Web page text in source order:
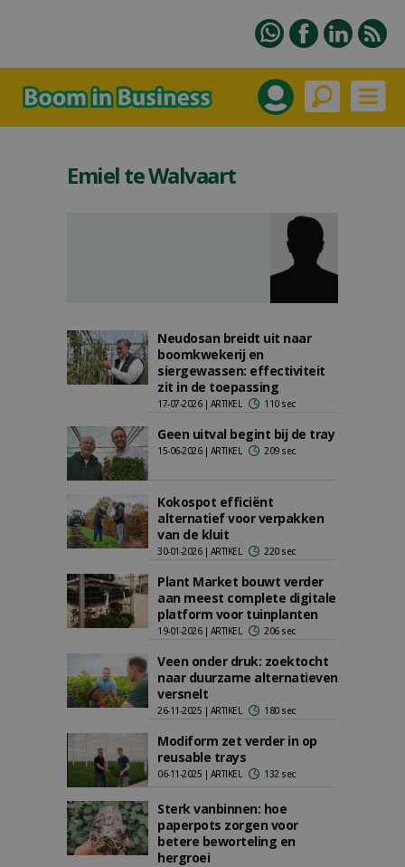
Emiel te Walvaart
Neudosan breidt uit naar
boomkwekerij en
siergewassen: effectiviteit
zit in de toepassing
17-07-2026 | ARTIKEL 110 sec
Geen uitval begint bij de tray
15-06-2026 | ARTIKEL 209 sec
Kokospot efficiënt
alternatief voor verpakken
van de kluit
30-01-2026 | ARTIKEL 220 sec
Plant Market bouwt verder
aan meest complete digitale
platform voor tuinplanten
19-01-2026 | ARTIKEL 206 sec
Veen onder druk: zoektocht
naar duurzame alternatieven
versnelt
26-11-2025 | ARTIKEL 180 sec
Modiform zet verder in op
reusable trays
06-11-2025 | ARTIKEL 132 sec
Sterk vanbinnen: hoe
paperpots zorgen voor
betere beworteling en
hergroei